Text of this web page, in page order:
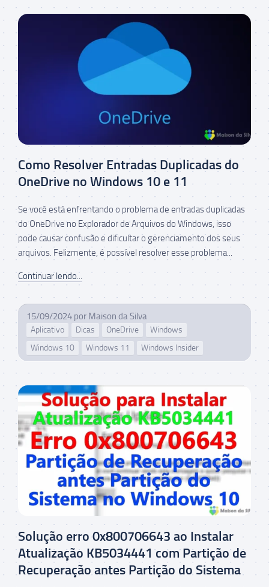
Como Resolver Entradas Duplicadas do
OneDrive no Windows 10 e 11
Se você está enfrentando o problema de entradas duplicadas
do OneDrive no Explorador de Arquivos do Windows, isso
pode causar confusão e dificultar o gerenciamento dos seus
arquivos. Felizmente, é possível resolver esse problema...
Continuar lendo...
15/09/2024 por Maison da Silva
Aplicativo Dicas OneDrive
Windows
Windows 10
Windows 11 Windows Insider
Solução erro 0x800706643 ao Instalar
Atualização KB5034441 com Partição de
Recuperação antes Partição do Sistema